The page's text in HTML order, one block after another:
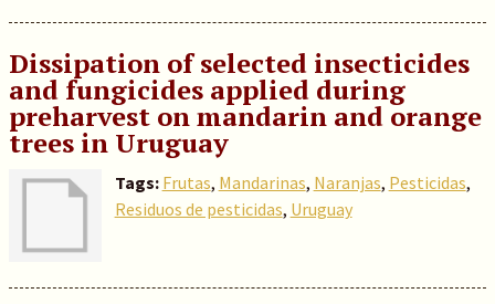
Dissipation of selected insecticides
and fungicides applied during
preharvest on mandarin and orange
trees in Uruguay
Tags: Frutas, Mandarinas, Naranjas, Pesticidas,
Residuos de pesticidas, Uruguay